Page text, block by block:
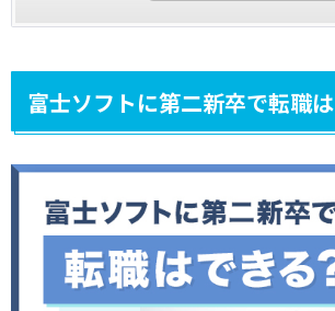
富士ソフトに第二新卒で転職